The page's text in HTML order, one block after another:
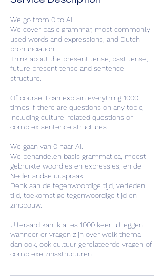
We go from 0 to A1.
We cover basic grammar, most commonly
used words and expressions, and Dutch
pronunciation.
Think about the present tense, past tense,
future present tense and sentence
structure.
Of course, I can explain everything 1000
times if there are questions on any topic,
including culture-related questions or
complex sentence structures.
We gaan van 0 naar A1.
We behandelen basis grammatica, meest
gebruikte woordjes en expressies, en de
Nederlandse uitspraak.
Denk aan de tegenwoordige tijd, verleden
tijd, toekomstige tegenwoordige tijd en
zinsbouw.
Uiteraard kan ik alles 1000 keer uitleggen
wanneer er vragen zijn over welk thema
dan ook, ook cultuur gerelateerde vragen of
complexe zinsstructuren.